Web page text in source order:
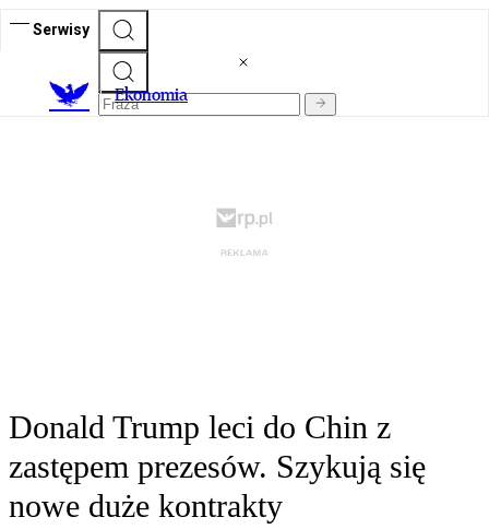
Serwisy
Ekonomia
Donald Trump leci do Chin z
zastępem prezesów. Szykują się
nowe duże kontrakty